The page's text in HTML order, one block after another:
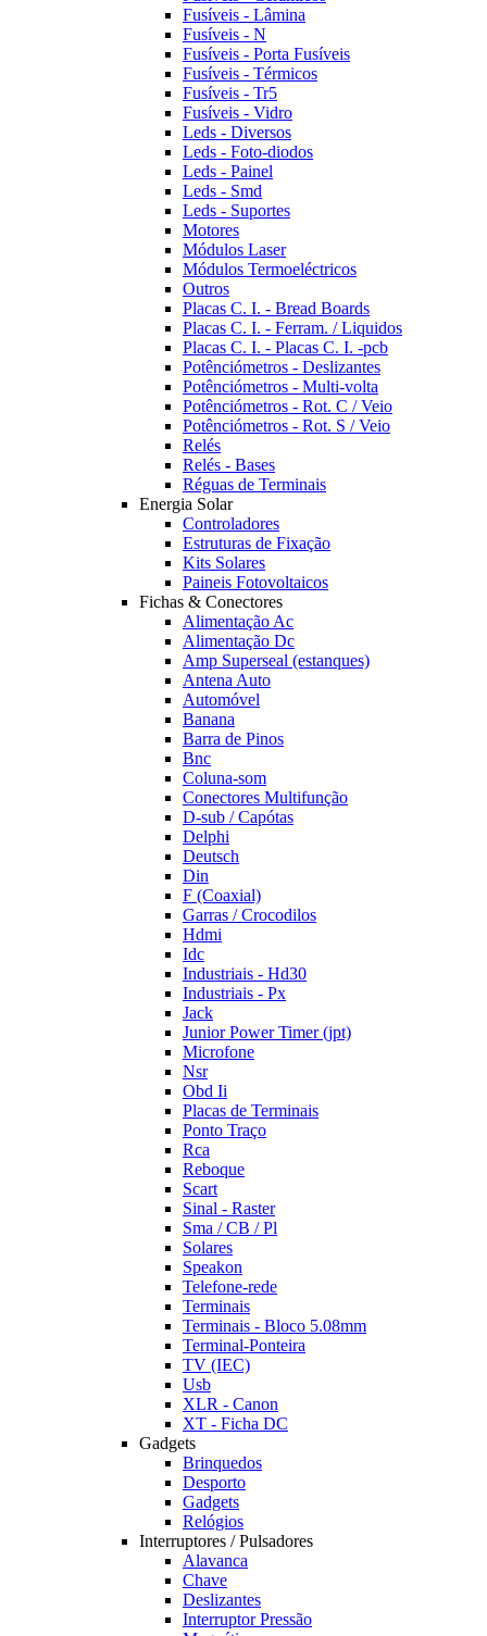
Fusíveis - Lâmina
Fusíveis - N
Fusíveis - Porta Fusíveis
Fusíveis - Térmicos
Fusíveis - Tr5
Fusíveis - Vidro
Leds - Diversos
Leds - Foto-diodos
Leds - Painel
Leds - Smd
Leds - Suportes
Motores
Módulos Laser
Módulos Termoeléctricos
Outros
Placas C. I. - Bread Boards
Placas C. I. - Ferram. / Liquidos
Placas C. I. - Placas C. I. -pcb
Potênciómetros - Deslizantes
Potênciómetros - Multi-volta
Potênciómetros - Rot. C / Veio
Potênciómetros - Rot. S / Veio
Relés
Relés - Bases
Réguas de Terminais
Energia Solar
Controladores
Estruturas de Fixação
Kits Solares
Paineis Fotovoltaicos
Fichas & Conectores
Alimentação Ac
Alimentação Dc
Amp Superseal (estanques)
Antena Auto
Automóvel
Banana
Barra de Pinos
Bnc
Coluna-som
Conectores Multifunção
D-sub / Capótas
Delphi
Deutsch
Din
F (Coaxial)
Garras / Crocodilos
Hdmi
Idc
Industriais - Hd30
Industriais - Px
Jack
Junior Power Timer (jpt)
Microfone
Nsr
Obd Ii
Placas de Terminais
Ponto Traço
Rca
Reboque
Scart
Sinal - Raster
Sma / CB / Pl
Solares
Speakon
Telefone-rede
Terminais
Terminais - Bloco 5.08mm
Terminal-Ponteira
TV (IEC)
Usb
XLR - Canon
XT - Ficha DC
Gadgets
Brinquedos
Desporto
Gadgets
Relógios
Interruptores / Pulsadores
Alavanca
Chave
Deslizantes
Interruptor Pressão